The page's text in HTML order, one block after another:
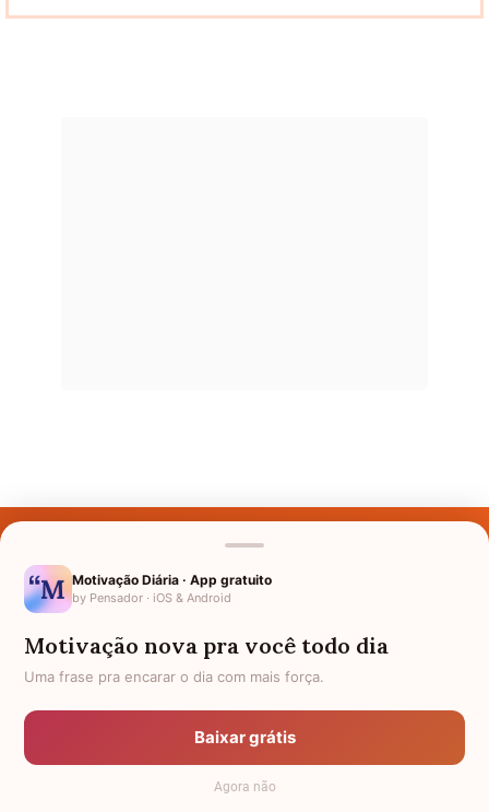
Nomes pelo Mundo
Política de Privacidade
Anuncie
Termos de Uso
Motivação Diária · App gratuito
by Pensador · iOS & Android
Motivação nova pra você todo dia
Uma frase pra encarar o dia com mais força.
Baixar grátis
Agora não